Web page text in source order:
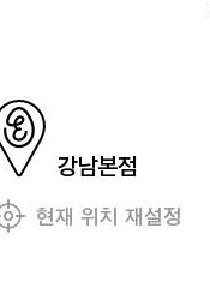
강남본점
현재 위치 재설정